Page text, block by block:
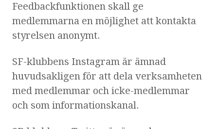
Feedbackfunktionen skall ge
medlemmarna en möjlighet att kontakta
styrelsen anonymt.
SF-klubbens Instagram är ämnad
huvudsakligen för att dela verksamheten
med medlemmar och icke-medlemmar
och som informationskanal.